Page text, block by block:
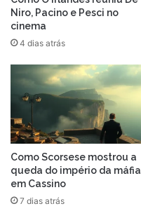
Niro, Pacino e Pesci no
cinema
4 dias atrás
Como Scorsese mostrou a
queda do império da máfia
em Cassino
7 dias atrás